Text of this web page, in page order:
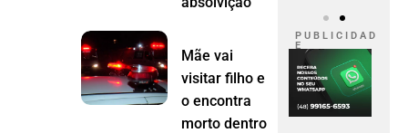
Mãe vai
visitar filho e
o encontra
morto dentro
P U B L I C I D A D
E